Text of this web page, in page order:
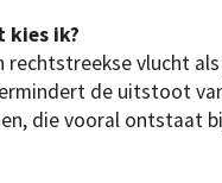
kies ik?
rechtstreekse vlucht
de uitstoot
die vooral ontstaat